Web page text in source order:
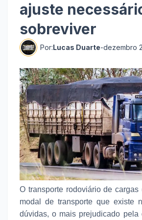
ajuste
sobreviver
Por:Lucas Duarte-dezembro
O transporte rodoviário de
modal de transporte que existe
dúvidas, o mais prejudicado pela